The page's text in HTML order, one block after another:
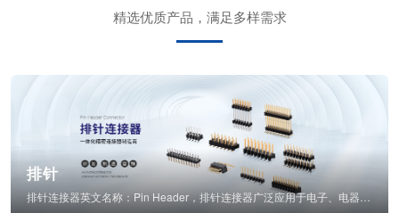
精选优质产品，满足多样需求
排针